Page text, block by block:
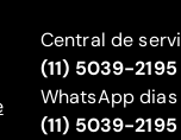
Central de
(11) 5039-2195
WhatsApp
(11) 5039-2195